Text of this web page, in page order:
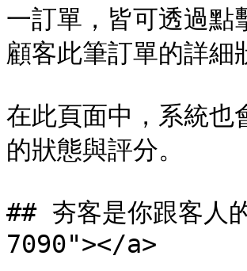
一訂單，皆可透過
顧客此筆訂單的詳細
在此頁面中，系統也
的狀態與評分。
## 夯客是你跟客
7090"></a>